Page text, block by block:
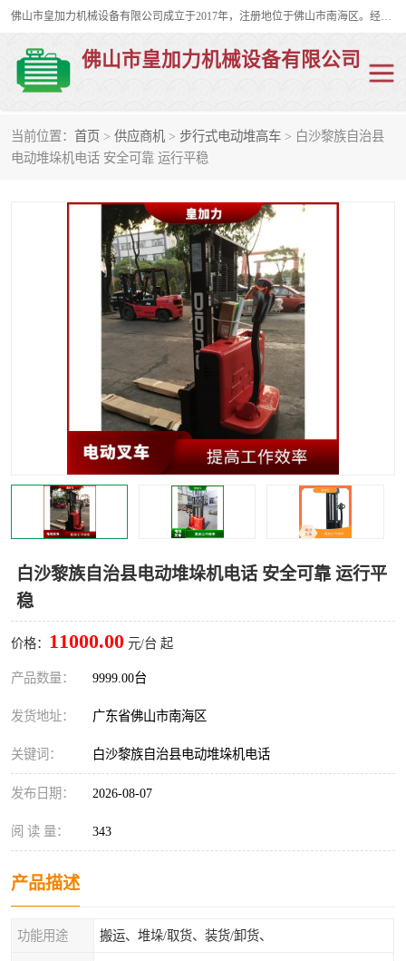
佛山市皇加力机械设备有限公司成立于2017年，注册地位于佛山市南海区。经营范围包括：其他机械设备及电子产品批发、电气设备批发、贸易代理、五金产品批发等；主要产品有：移动式登车桥、叉车装卸货平台、移动式升降机、升降货梯、油桶夹具、电动堆高车。
佛山市皇加力机械设备有限公司
当前位置： 首页 > 供应商机 > 步行式电动堆高车 > 白沙黎族自治县
电动堆垛机电话 安全可靠 运行平稳
白沙黎族自治县电动堆垛机电话 安全可靠 运行平
稳
价格： 11000.00 元/台 起
产品数量： 9999.00台
发货地址： 广东省佛山市南海区
关键词： 白沙黎族自治县电动堆垛机电话
发布日期： 2026-08-07
阅 读 量： 343
产品描述
功能用途 搬运、堆垛/取货、装货/卸货、
移动式登车桥
步行式电动堆高车 移动登车台
叉车装卸货平台 电动搬运车
移动式升降平台 升降货梯
集装箱装柜平台 油桶夹具